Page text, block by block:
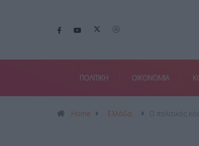
ΠΟΛΙΤΙΚΗ ΟΙΚΟΝΟΜΙΑ
Home Ελλάδα Ο πολιτικός